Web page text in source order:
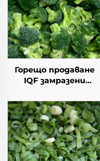
Горещо продаване
IQF замразени
замразено броколи с
добро цена